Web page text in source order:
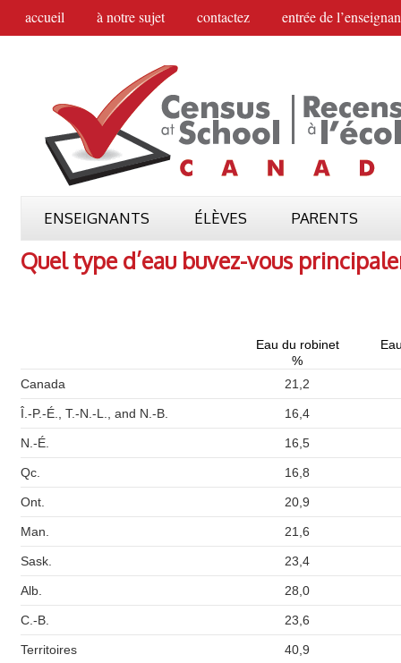
accueil à notre sujet contactez entrée de
ENSEIGNANTS ÉLÈVES PARENTS
Quel type d’eau buvez-vous
Eau du robinet
%
Canada
21,2
Î.-P.-É., T.-N.-L., and N.-B. 16,4
N.-É. 16,5
Qc. 16,8
Ont. 20,9
Man. 21,6
Sask. 23,4
Alb. 28,0
C.-B. 23,6
Territoires 40,9